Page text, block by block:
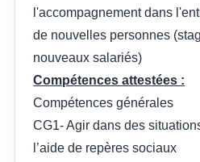
l'accompagnement dans
de nouvelles personnes
nouveaux salariés)
Compétences attestées :
Compétences générales
CG1- Agir dans des
l’aide de repères sociaux